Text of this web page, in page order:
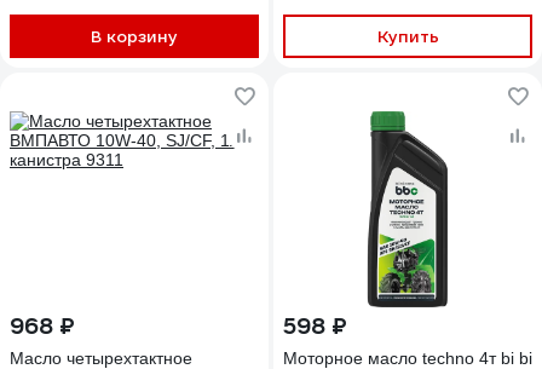
В корзину Купить
968 ₽
Масло четырехтактное
598 ₽
Моторное масло techno 4т bi bi